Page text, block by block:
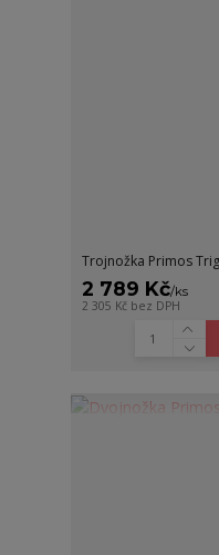
Trojnožka Primos
2 789 Kč/ks
2 305 Kč bez DPH